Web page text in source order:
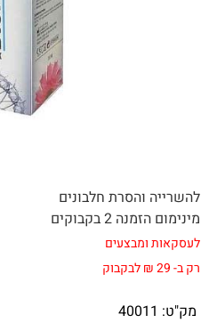
להשרייה והסרת חלבונים
מינימום הזמנה 2 בקבוקים
לעסקאות ומבצעים
רק ב- 29 ₪ לבקבוק
מק"ט: 40011